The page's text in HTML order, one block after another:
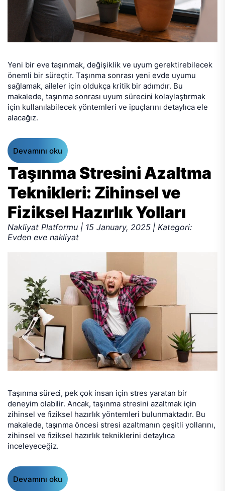
Yeni bir eve taşınmak, değişiklik ve uyum gerektirebilecek
önemli bir süreçtir. Taşınma sonrası yeni evde uyumu
sağlamak, aileler için oldukça kritik bir adımdır. Bu
makalede, taşınma sonrası uyum sürecini kolaylaştırmak
için kullanılabilecek yöntemleri ve ipuçlarını detaylıca ele
alacağız.
Devamını oku
Taşınma Stresini Azaltma
Teknikleri: Zihinsel ve
Fiziksel Hazırlık Yolları
Nakliyat Platformu | 15 January, 2025 | Kategori:
Evden eve nakliyat
Taşınma süreci, pek çok insan için stres yaratan bir
deneyim olabilir. Ancak, taşınma stresini azaltmak için
zihinsel ve fiziksel hazırlık yöntemleri bulunmaktadır. Bu
makalede, taşınma öncesi stresi azaltmanın çeşitli yollarını,
zihinsel ve fiziksel hazırlık tekniklerini detaylıca
inceleyeceğiz.
Devamını oku